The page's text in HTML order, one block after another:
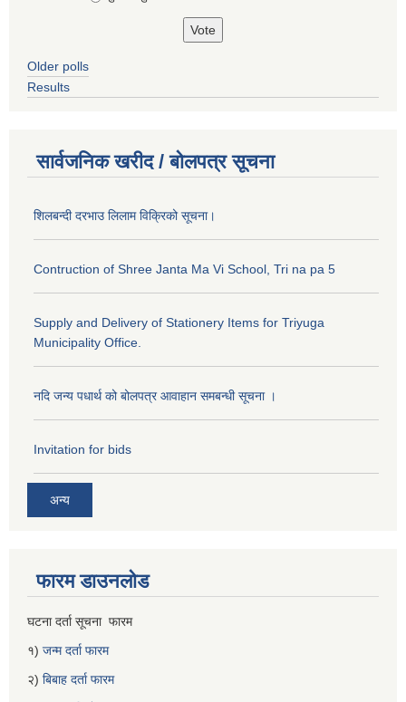
Older polls
Results
सार्वजनिक खरीद / बोलपत्र सूचना
शिलबन्दी दरभाउ लिलाम विक्रिको सूचना।
Contruction of Shree Janta Ma Vi School, Tri na pa 5
Supply and Delivery of Stationery Items for Triyuga
Municipality Office.
नदि जन्य पधार्थ को बोलपत्र आवाहान समबन्धी सूचना ।
Invitation for bids
अन्य
फारम डाउनलोड
घटना दर्ता सूचना फारम
१) जन्म दर्ता फारम
२) बिबाह दर्ता फारम